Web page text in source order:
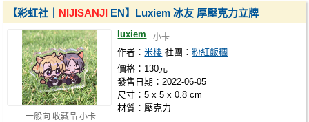
一般向 收藏品 小卡
【彩虹社｜ NIJISANJI EN】Luxiem 冰友 厚壓克力立牌
luxiem 小卡
作者：米櫻 社團：粉紅飯糰
價格：130元
發售日期：2022-06-05
尺寸：5 x 5 x 0.8 cm
材質：壓克力